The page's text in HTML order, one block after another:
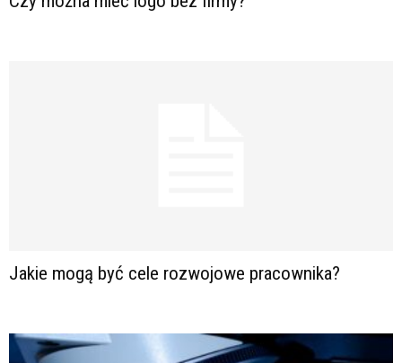
Jakie mogą być cele rozwojowe pracownika?